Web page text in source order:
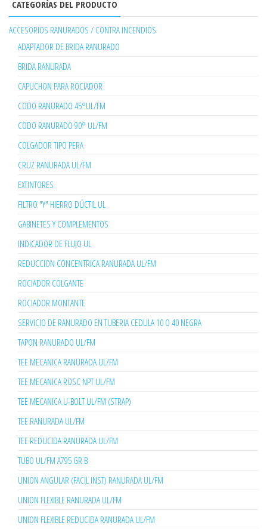
CATEGORÍAS DEL PRODUCTO
ACCESORIOS RANURADOS / CONTRA INCENDIOS
ADAPTADOR DE BRIDA RANURADO
BRIDA RANURADA
CAPUCHON PARA ROCIADOR
CODO RANURADO 45°UL/FM
CODO RANURADO 90° UL/FM
COLGADOR TIPO PERA
CRUZ RANURADA UL/FM
EXTINTORES
FILTRO "Y" HIERRO DÚCTIL UL
GABINETES Y COMPLEMENTOS
INDICADOR DE FLUJO UL
REDUCCION CONCENTRICA RANURADA UL/FM
ROCIADOR COLGANTE
ROCIADOR MONTANTE
SERVICIO DE RANURADO EN TUBERIA CEDULA 10 O 40 NEGRA
TAPON RANURADO UL/FM
TEE MECANICA RANURADA UL/FM
TEE MECANICA ROSC NPT UL/FM
TEE MECANICA U-BOLT UL/FM (STRAP)
TEE RANURADA UL/FM
TEE REDUCIDA RANURADA UL/FM
TUBO UL/FM A795 GR B
UNION ANGULAR (FACIL INST) RANURADA UL/FM
UNION FLEXIBLE RANURADA UL/FM
UNION FLEXIBLE REDUCIDA RANURADA UL/FM